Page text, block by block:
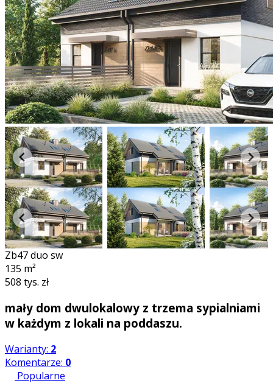
Zb47 duo sw
135 m²
508 tys. zł
mały dom dwulokalowy z trzema sypialniami
w każdym z lokali na poddaszu.
Warianty: 2
Komentarze: 0
Popularne